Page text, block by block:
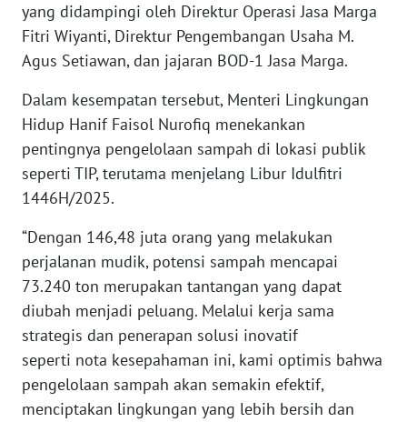
yang didampingi oleh Direktur Operasi Jasa Marga
Fitri Wiyanti, Direktur Pengembangan Usaha M.
Agus Setiawan, dan jajaran BOD-1 Jasa Marga.
Dalam kesempatan tersebut, Menteri Lingkungan
Hidup Hanif Faisol Nurofiq menekankan
pentingnya pengelolaan sampah di lokasi publik
seperti TIP, terutama menjelang Libur Idulfitri
1446H/2025.
“Dengan 146,48 juta orang yang melakukan
perjalanan mudik, potensi sampah mencapai
73.240 ton merupakan tantangan yang dapat
diubah menjadi peluang. Melalui kerja sama
strategis dan penerapan solusi inovatif
seperti nota kesepahaman ini, kami optimis bahwa
pengelolaan sampah akan semakin efektif,
menciptakan lingkungan yang lebih bersih dan
WN
BANTEN
NTT
WN
KEPRI
PAPUA
WN
PAPUA
BARAT
RIAU